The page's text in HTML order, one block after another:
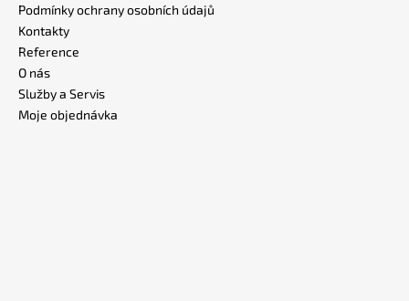
Podmínky ochrany osobních údajů
Kontakty
Reference
O nás
Služby a Servis
Moje objednávka